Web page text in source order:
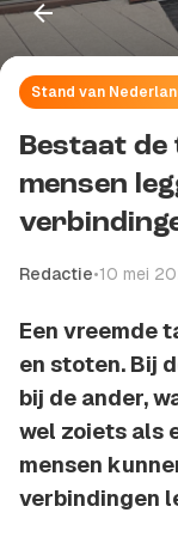
Stand van
Bestaat de
mensen
Redactie•10 mei
Een vreemde
en stoten. Bij
bij de ander,
wel zoiets als
mensen
verbindingen